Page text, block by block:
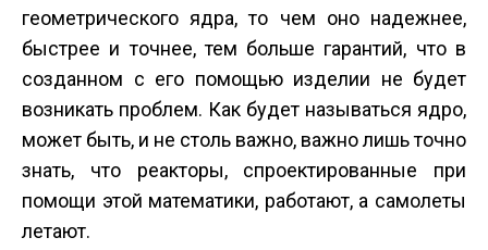
геометрического ядра, то чем оно надежнее,
быстрее и точнее, тем больше гарантий, что в
созданном с его помощью изделии не будет
возникать проблем. Как будет называться ядро,
может быть, и не столь важно, важно лишь точно
знать, что реакторы, спроектированные при
помощи этой математики, работают, а самолеты
летают.